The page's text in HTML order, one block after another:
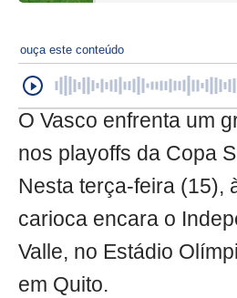
ouça este conteúdo
O Vasco enfrenta um
nos playoffs da Copa
Nesta terça-feira (15),
carioca encara o
Valle, no Estádio
em Quito.